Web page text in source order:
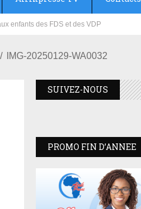
IMG-20250129-WA0032
SUIVEZ-NOUS
PROMO FIN D’ANNEE